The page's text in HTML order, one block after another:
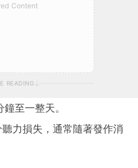
Content
READING
至一整天。
力損失，通常隨著發作消